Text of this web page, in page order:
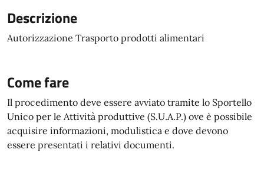
Descrizione
Autorizzazione Trasporto prodotti alimentari
Come fare
Il procedimento deve essere avviato tramite lo Sportello
Unico per le Attività produttive (S.U.A.P.) ove è possibile
acquisire informazioni, modulistica e dove devono
essere presentati i relativi documenti.